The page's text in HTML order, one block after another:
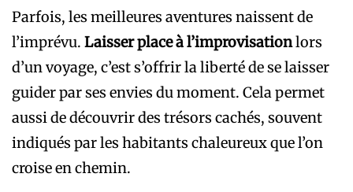
Parfois, les meilleures aventures naissent de
l’imprévu. Laisser place à l’improvisationlors
d’un voyage, c’est s’offrir la liberté de se laisser
guider par ses envies du moment. Cela permet
aussi de découvrir des trésors cachés, souvent
indiqués par les habitants chaleureux que l’on
croise en chemin.